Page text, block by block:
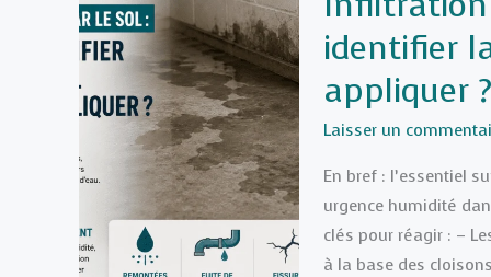
odeurs
suspectes
quand
appeler
entreprise
d’assainissement
identifier
appliquer ?
Laisser un
En bref : l’essentiel
urgence humidité
clés pour réagir : –
à la base des